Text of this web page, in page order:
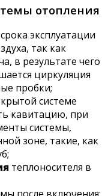
отопления
эксплуатации
так как
в результате чего
циркуляция
пробки;
системе
кавитацию, при
системы,
зоне, такие, как
теплоносителя в